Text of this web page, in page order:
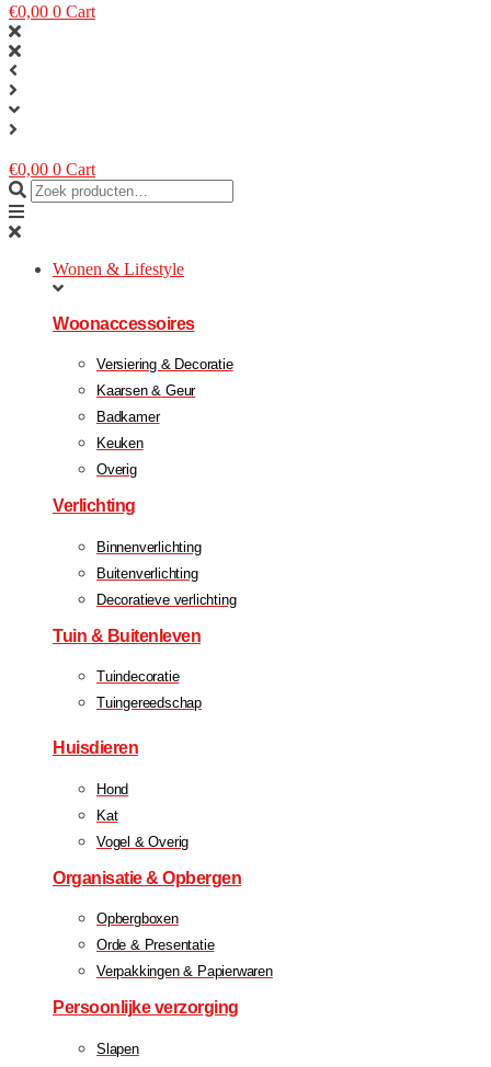
€0,00 0 Cart
€0,00 0 Cart
Wonen & Lifestyle
Woonaccessoires
Versiering & Decoratie
Kaarsen & Geur
Badkamer
Keuken
Overig
Verlichting
Binnenverlichting
Buitenverlichting
Decoratieve verlichting
Tuin & Buitenleven
Tuindecoratie
Tuingereedschap
Huisdieren
Hond
Kat
Vogel & Overig
Organisatie & Opbergen
Opbergboxen
Orde & Presentatie
Verpakkingen & Papierwaren
Persoonlijke verzorging
Slapen